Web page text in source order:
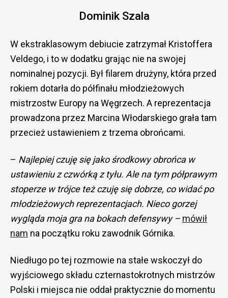
Dominik Szala
W ekstraklasowym debiucie zatrzymał Kristoffera
Veldego, i to w dodatku grając nie na swojej
nominalnej pozycji. Był filarem drużyny, która przed
rokiem dotarła do półfinału młodzieżowych
mistrzostw Europy na Węgrzech. A reprezentacja
prowadzona przez Marcina Włodarskiego grała tam
przecież ustawieniem z trzema obrońcami.
– Najlepiej czuję się jako środkowy obrońca w
ustawieniu z czwórką z tyłu. Ale na tym półprawym
stoperze w trójce też czuję się dobrze, co widać po
młodzieżowych reprezentacjach. Nieco gorzej
wygląda moja gra na bokach defensywy – mówił
nam na początku roku zawodnik Górnika.
Niedługo po tej rozmowie na stałe wskoczył do
wyjściowego składu czternastokrotnych mistrzów
Polski i miejsca nie oddał praktycznie do momentu